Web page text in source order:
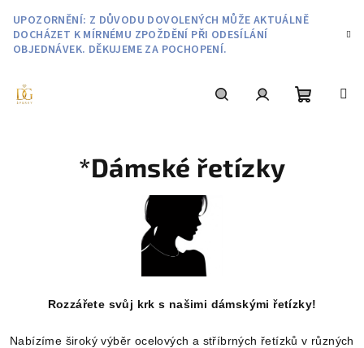
obsah
UPOZORNĚNÍ: Z DŮVODU DOVOLENÝCH MŮŽE AKTUÁLNĚ
DOCHÁZET K MÍRNÉMU ZPOŽDĚNÍ PŘI ODESÍLÁNÍ
OBJEDNÁVEK. DĚKUJEME ZA POCHOPENÍ.
*Dámské řetízky
Rozzářete svůj krk s našimi dámskými řetízky!
Nabízíme široký výběr ocelových a stříbrných řetízků v různých